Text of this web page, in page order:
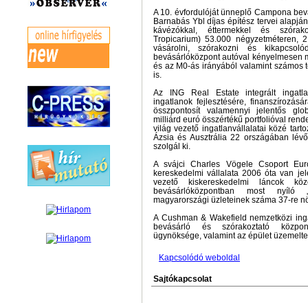
A 10. évfordulóját ünneplő Campona
Barnabás Ybl díjas építész tervei
kávézókkal, éttermekkel és
Tropicarium) 53.000 négyzetméteren,
vásárolni, szórakozni és
bevásárlóközpont autóval kényelmesen
és az M0-ás irányából valamint számos
is.
Az ING Real Estate integrált
ingatlanok fejlesztésére,
összpontosít valamennyi jelentős
milliárd euró összértékű portfolióval
világ vezető ingatlanvállalatai közé
Ázsia és Ausztrália 22 országában
szolgál ki.
A svájci Charles Vögele Csoport
kereskedelmi vállalata 2006 óta van
vezető kiskereskedelmi láncok
bevásárlóközpontban most nyíló
magyarországi üzleteinek száma 37-re
A Cushman & Wakefield nemzetközi
bevásárló és szórakoztató
ügynöksége, valamint az épület
Kapcsolódó weboldal
Sajtókapcsolat